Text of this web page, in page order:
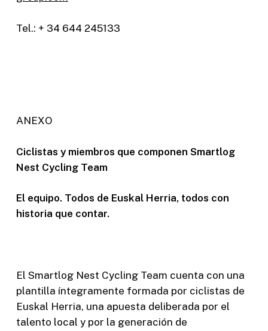
Tel.: + 34 644 245133
ANEXO
Ciclistas y miembros que componen Smartlog
Nest Cycling Team
El equipo. Todos de Euskal Herria, todos con
historia que contar.
El Smartlog Nest Cycling Team cuenta con una
plantilla íntegramente formada por ciclistas de
Euskal Herria, una apuesta deliberada por el
talento local y por la generación de